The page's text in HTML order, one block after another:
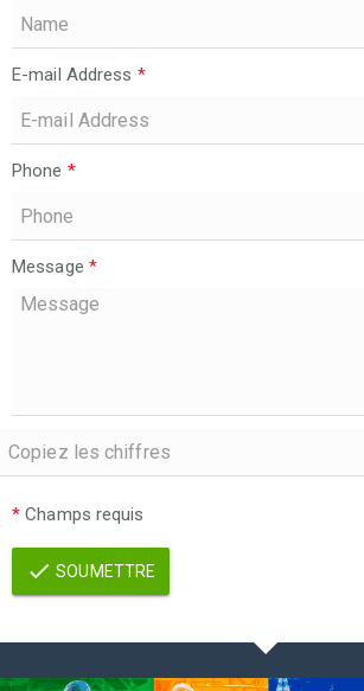
E-mail Address *
Phone *
Message *
* Champs requis
SOUMETTRE